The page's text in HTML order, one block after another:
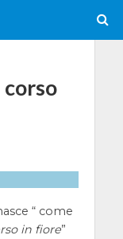
corso
“ come
in fiore”